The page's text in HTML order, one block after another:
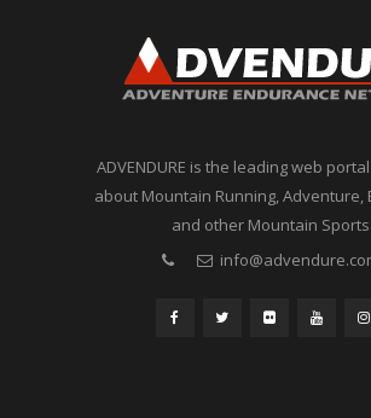
ADVENDURE is the leading web
about Mountain Running, Adventure,
and other Mountain Sports